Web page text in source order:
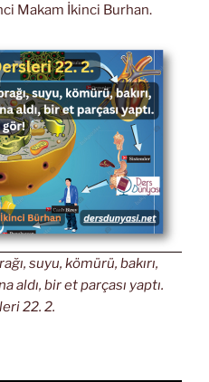
Makam İkinci Burhan.
suyu, kömürü, bakırı,
aldı, bir et parçası yaptı.
22. 2.